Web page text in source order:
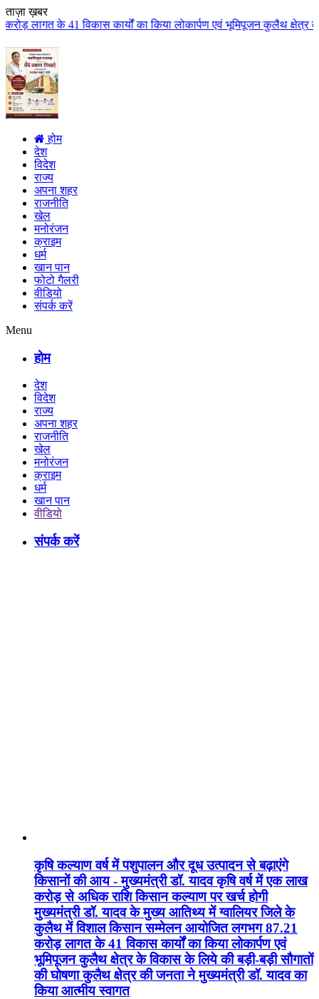
ताज़ा ख़बर
का किया लोकार्पण एवं भूमिपूजन कुलैथ क्षेत्र के विकास के लिये की
होम
देश
विदेश
राज्य
अपना शहर
राजनीति
खेल
मनोरंजन
क्राइम
धर्म
खान पान
फोटो गैलरी
वीडियो
संपर्क करें
Menu
होम
देश
विदेश
राज्य
अपना शहर
राजनीति
खेल
मनोरंजन
क्राइम
धर्म
खान पान
वीडियो
संपर्क करें
कृषि कल्याण वर्ष में पशुपालन और दूध उत्पादन से बढ़ाएंगे
किसानों की आय - मुख्यमंत्री डॉ. यादव कृषि वर्ष में एक लाख
करोड़ से अधिक राशि किसान कल्याण पर खर्च होगी
मुख्यमंत्री डॉ. यादव के मुख्य आतिथ्य में ग्वालियर जिले के
कुलैथ में विशाल किसान सम्मेलन आयोजित लगभग 87.21
करोड़ लागत के 41 विकास कार्यों का किया लोकार्पण एवं
भूमिपूजन कुलैथ क्षेत्र के विकास के लिये की बड़ी-बड़ी सौगातों
की घोषणा कुलैथ क्षेत्र की जनता ने मुख्यमंत्री डॉ. यादव का
किया आत्मीय स्वागत